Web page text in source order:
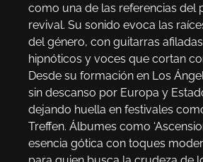
como una de las referencias del
revival. Su sonido evoca las
del género, con guitarras
hipnóticos y voces que cortan
Desde su formación en Los
sin descanso por Europa y
dejando huella en festivales
Treffen. Álbumes como
esencia gótica con toques